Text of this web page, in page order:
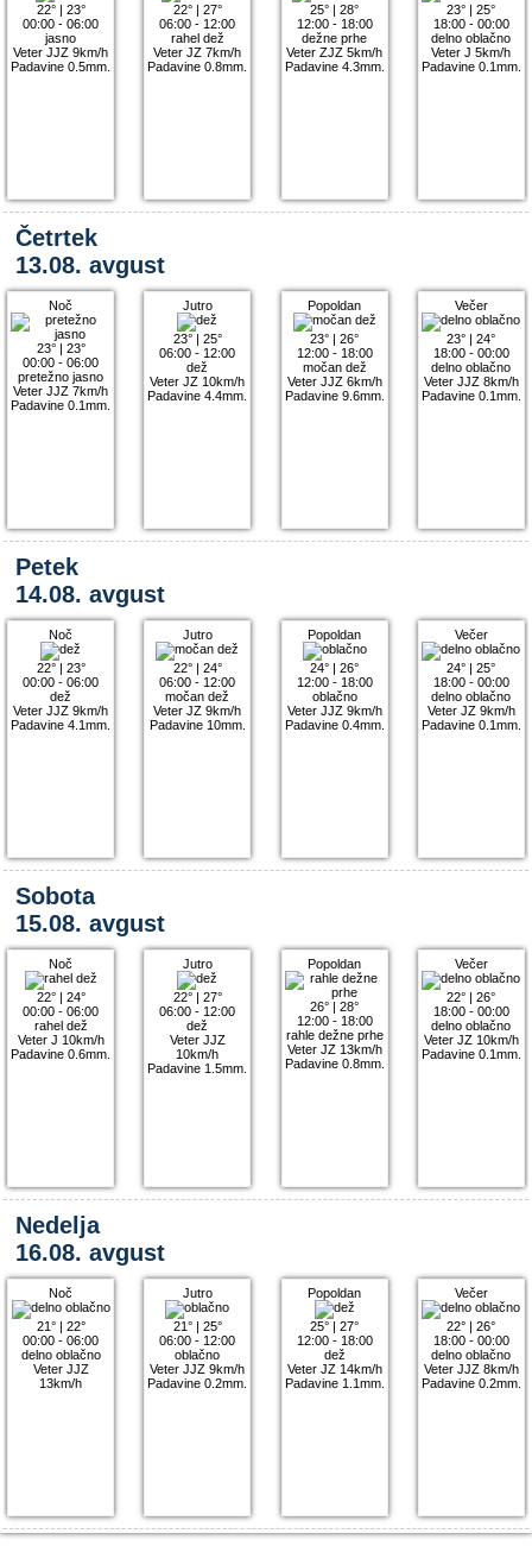
22°| 23°
00:00 - 06:00
jasno
Veter JJZ 9km/h
Padavine 0.5mm.
22°| 27°
06:00 - 12:00
rahel dež
Veter JZ 7km/h
Padavine 0.8mm.
25° |28°
12:00 - 18:00
dežne prhe
Veter ZJZ 5km/h
Padavine 4.3mm.
23° |25°
18:00 - 00:00
delno oblačno
Veter J 5km/h
Padavine 0.1mm.
Četrtek
13.08. avgust
Noč
23°| 23°
00:00 - 06:00
pretežno jasno
Veter JJZ 7km/h
Padavine 0.1mm.
Jutro
23°| 25°
06:00 - 12:00
dež
Veter JZ 10km/h
Padavine 4.4mm.
Popoldan
23° |26°
12:00 - 18:00
močan dež
Veter JJZ 6km/h
Padavine 9.6mm.
Večer
23° |24°
18:00 - 00:00
delno oblačno
Veter JJZ 8km/h
Padavine 0.1mm.
Petek
14.08. avgust
Noč
22°| 23°
00:00 - 06:00
dež
Veter JJZ 9km/h
Padavine 4.1mm.
Jutro
22°| 24°
06:00 - 12:00
močan dež
Veter JZ 9km/h
Padavine 10mm.
Popoldan
24° |26°
12:00 - 18:00
oblačno
Veter JJZ 9km/h
Padavine 0.4mm.
Večer
24° |25°
18:00 - 00:00
delno oblačno
Veter JZ 9km/h
Padavine 0.1mm.
Sobota
15.08. avgust
Noč
22°| 24°
00:00 - 06:00
rahel dež
Veter J 10km/h
Padavine 0.6mm.
Jutro
22°| 27°
06:00 - 12:00
dež
Veter JJZ
10km/h
Padavine 1.5mm.
Popoldan
26° |28°
12:00 - 18:00
rahle dežne prhe
Veter JZ 13km/h
Padavine 0.8mm.
Večer
22° |26°
18:00 - 00:00
delno oblačno
Veter JZ 10km/h
Padavine 0.1mm.
Nedelja
16.08. avgust
Noč
21°| 22°
00:00 - 06:00
delno oblačno
Veter JJZ
13km/h
Jutro
21°| 25°
06:00 - 12:00
oblačno
Veter JJZ 9km/h
Padavine 0.2mm.
Popoldan
25° |27°
12:00 - 18:00
dež
Veter JZ 14km/h
Padavine 1.1mm.
Večer
22° |26°
18:00 - 00:00
delno oblačno
Veter JJZ 8km/h
Padavine 0.2mm.